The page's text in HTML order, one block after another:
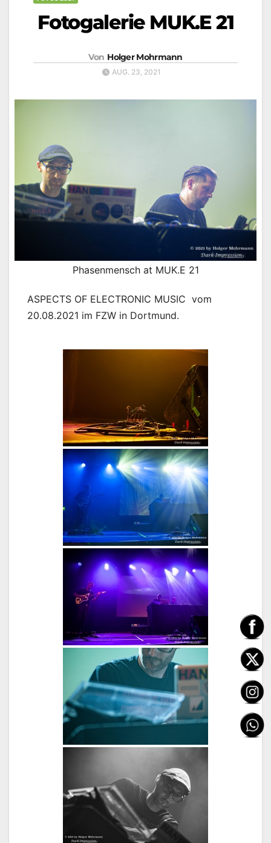
Fotogalerie MUK.E 21
Von Holger Mohrmann
AUG. 23, 2021
Phasenmensch at MUK.E 21
ASPECTS OF ELECTRONIC MUSIC vom
20.08.2021 im FZW in Dortmund.